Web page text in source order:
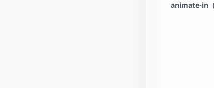
animate-in（